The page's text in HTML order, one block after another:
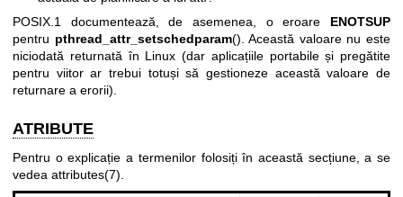
POSIX.1 documentează, de asemenea, o eroare ENOTSUP
pentru pthread_attr_setschedparam(). Această valoare nu este
niciodată returnată în Linux (dar aplicațiile portabile și pregătite
pentru viitor ar trebui totuși să gestioneze această valoare de
returnare a erorii).
ATRIBUTE
Pentru o explicație a termenilor folosiți în această secțiune, a se
vedea attributes(7)